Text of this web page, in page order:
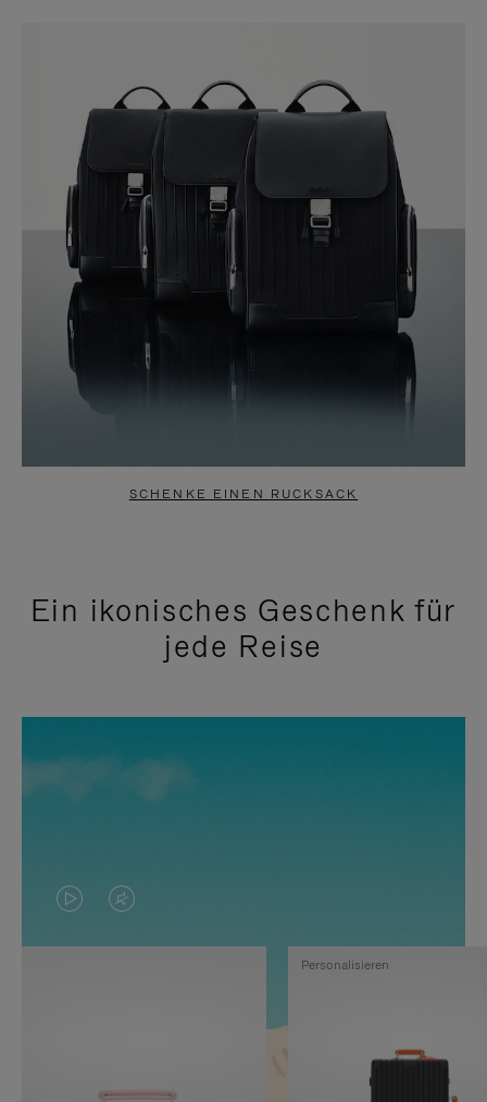
SCHENKE EINEN RUCKSACK
Ein ikonisches Geschenk für
jede Reise
DAS
VIDEO
VIDEO
IST
Personalisieren